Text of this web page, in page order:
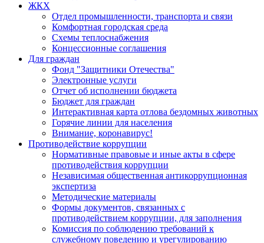
ЖКХ
Отдел промышленности, транспорта и связи
Комфортная городская среда
Схемы теплоснабжения
Концессионные соглашения
Для граждан
Фонд "Защитники Отечества"
Электронные услуги
Отчет об исполнении бюджета
Бюджет для граждан
Интерактивная карта отлова бездомных животных
Горячие линии для населения
Внимание, коронавирус!
Противодействие коррупции
Нормативные правовые и иные акты в сфере
противодействия коррупции
Независимая общественная антикоррупционная
экспертиза
Методические материалы
Формы документов, связанных с
противодействием коррупции, для заполнения
Комиссия по соблюдению требований к
служебному поведению и урегулированию